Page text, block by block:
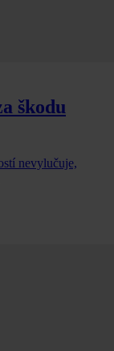
škodu
nevylučuje,